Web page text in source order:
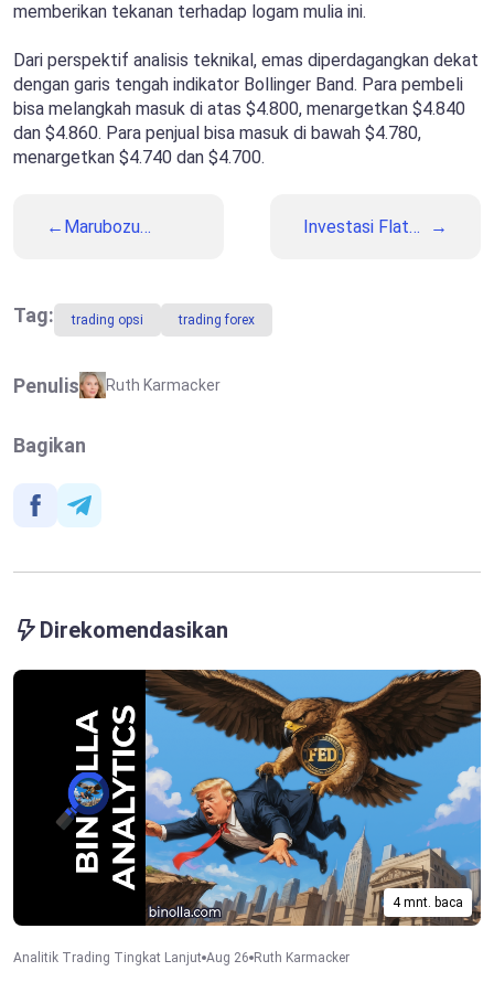
memberikan tekanan terhadap logam mulia ini.
Dari perspektif analisis teknikal, emas diperdagangkan dekat
dengan garis tengah indikator Bollinger Band. Para pembeli
bisa melangkah masuk di atas $4.800, menargetkan $4.840
dan $4.860. Para penjual bisa masuk di bawah $4.780,
menargetkan $4.740 dan $4.700.
Marubozu
Batang Kandil
untuk Trading
Investasi Flat
Tag: trading opsi trading forex
Penulis Ruth Karmacker
Bagikan
Direkomendasikan
4 mnt. baca
Analitik Trading Tingkat Lanjut Aug 26 Ruth Karmacker